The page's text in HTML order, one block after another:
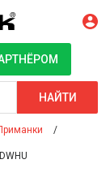
НАЙТИ